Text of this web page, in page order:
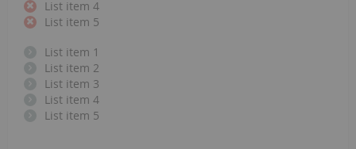
List item 4
List item 5
List item 1
List item 2
List item 3
List item 4
List item 5